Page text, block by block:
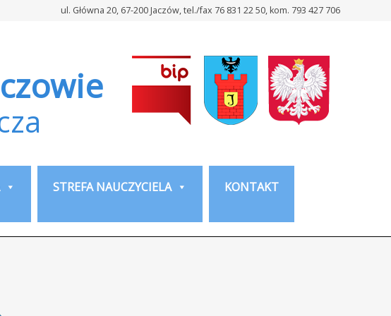
ul. Główna 20, 67-200 Jaczów, tel./fax 76 831 22 50, kom. 793 427 706
STREFA NAUCZYCIELA KONTAKT